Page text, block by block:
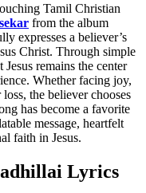
Tamil Christian
from the album
expresses a believer’s
Christ. Through simple
remains the center
Whether facing joy,
the believer chooses
has become a favorite
message, heartfelt
faith in Jesus.
Lyrics